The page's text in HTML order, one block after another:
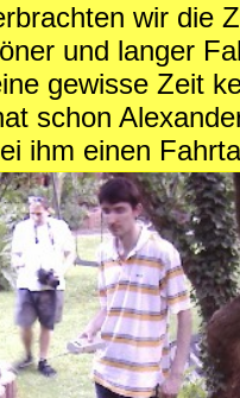
wir die
und langer
gewisse Zeit
schon
ihm einen